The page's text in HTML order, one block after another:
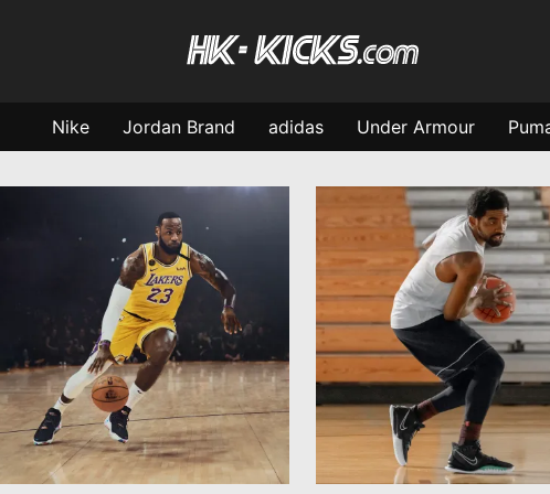
Nike Jordan Brand adidas Under Armour